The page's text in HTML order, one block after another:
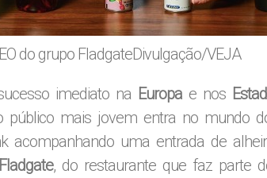
do grupo FladgateDivulgação/VEJA
imediato na Europa e nos
público mais jovem entra no mundo
acompanhando uma entrada de
, do restaurante que faz parte